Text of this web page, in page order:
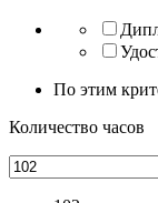
По этим
Количество часов